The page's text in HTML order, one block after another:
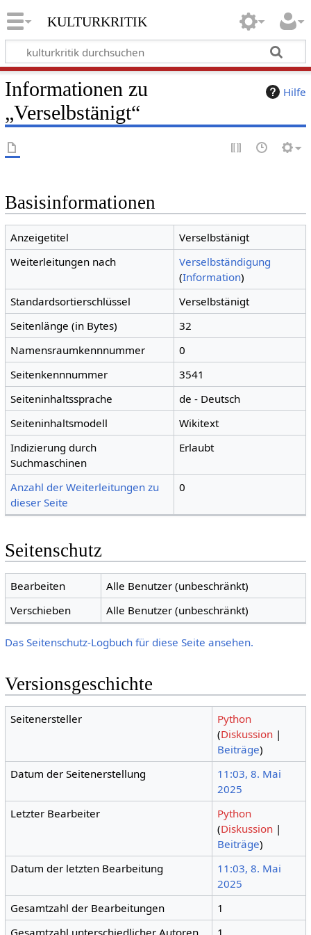
kulturkritik
Hilfe
Informationen zu
„Verselbstänigt“
Basisinformationen
Anzeigetitel
Verselbstänigt
Weiterleitungen nach
Verselbständigung
(Information)
Standardsortierschlüssel
Verselbstänigt
Seitenlänge (in Bytes)
32
Namensraumkennnummer
0
Seitenkennnummer
3541
Seiteninhaltssprache
de - Deutsch
Seiteninhaltsmodell
Wikitext
Indizierung durch
Suchmaschinen
Erlaubt
Anzahl der Weiterleitungen zu
dieser Seite
0
Seitenschutz
Bearbeiten
Alle Benutzer (unbeschränkt)
Verschieben
Alle Benutzer (unbeschränkt)
Das Seitenschutz-Logbuch für diese Seite ansehen.
Versionsgeschichte
Seitenersteller
Python
(Diskussion |
Beiträge)
Datum der Seitenerstellung
11:03, 8. Mai
2025
Letzter Bearbeiter
Python
(Diskussion |
Beiträge)
Datum der letzten Bearbeitung
11:03, 8. Mai
2025
Gesamtzahl der Bearbeitungen
1